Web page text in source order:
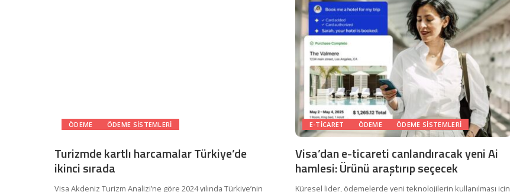
ÖDEME ÖDEME SISTEMLERI
Turizmde kartlı harcamalar Türkiye’de
ikinci sırada
Visa Akdeniz Turizm Analizi’ne göre 2024 yılında Türkiye’nin
E-TICARET ÖDEME ÖDEME SISTEMLERI
Visa’dan e-ticareti canlandıracak yeni Ai
hamlesi: Ürünü araştırıp seçecek
Küresel lider, ödemelerde yeni teknolojilerin kullanılması için